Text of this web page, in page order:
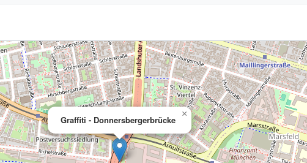
Graffiti - Donnersbergerbrücke
×